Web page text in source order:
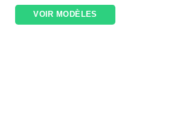
VOIR MODÈLES